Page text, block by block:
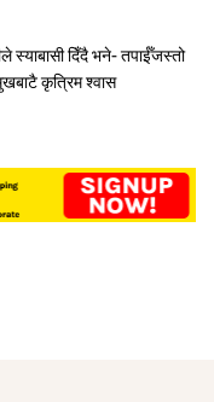
स्याबासी दिँदै भने- तपाईँजस्तो
कृत्रिम श्वास